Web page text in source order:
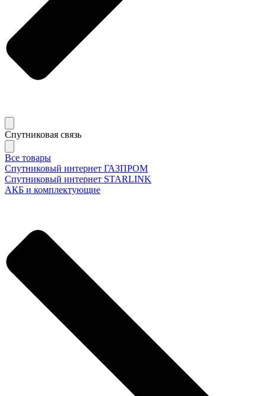
Спутниковая связь
Все товары
Спутниковый интернет ГАЗПРОМ
Спутниковый интернет STARLINK
АКБ и комплектующие